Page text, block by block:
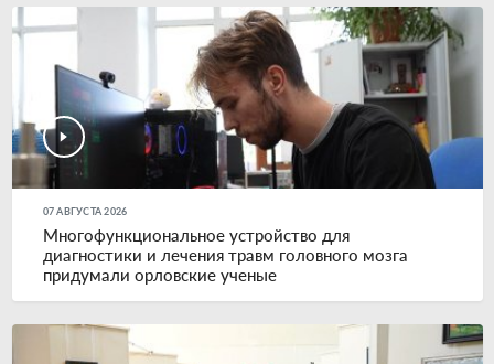
07 АВГУСТА 2026
Многофункциональное устройство для
диагностики и лечения травм головного мозга
придумали орловские ученые